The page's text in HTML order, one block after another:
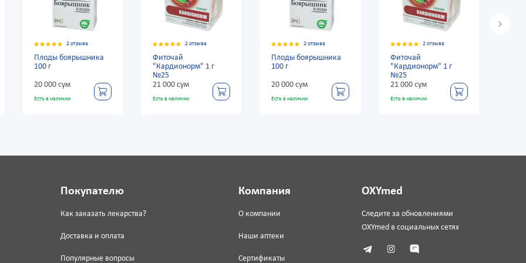
Фиточай
21 000 сум
Есть в наличии
100 г
20 000 сум
Есть в наличии
Фиточай
21 000 сум
Есть в наличии
100 г
20 000 сум
Есть в наличии
Покупателю
Как заказать лекарства?
Доставка и оплата
Популярные вопросы
Компания
О компании
Наши аптеки
Сертификаты
OXYmed
Следите за обновлениями
OXYmed в социальных сетях